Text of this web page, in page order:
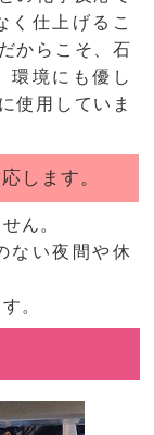
く仕上げるこ
からこそ、石
環境にも優し
使用していま
します。
ん。
ない夜間や休
。